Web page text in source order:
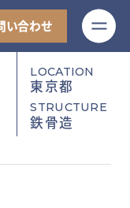
い合わせ
LOCATION
東京都
STRUCTURE
鉄骨造